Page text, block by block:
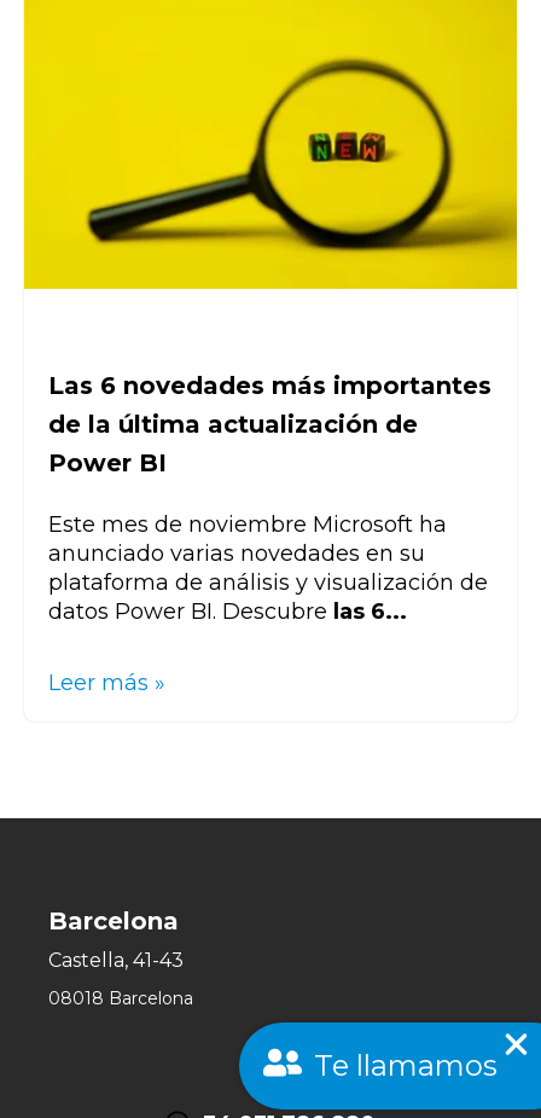
Las 6 novedades más importantes
de la última actualización de
Power BI
Este mes de noviembre Microsoft ha
anunciado varias novedades en su
plataforma de análisis y visualización de
datos Power BI. Descubre las 6...
Leer más »
Te llamamos
Barcelona
Castella, 41-43
08018 Barcelona